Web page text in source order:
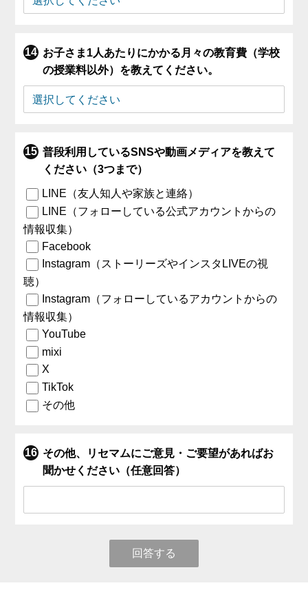
お子さま1人あたりにかかる月々の教育費（学校
の授業料以外）を教えてください。
普段利用しているSNSや動画メディアを教えて
ください（3つまで）
LINE（友人知人や家族と連絡）
LINE（フォローしている公式アカウントからの
情報収集）
Facebook
Instagram（ストーリーズやインスタLIVEの視
聴）
Instagram（フォローしているアカウントからの
情報収集）
YouTube
mixi
X
TikTok
その他
その他、リセマムにご意見・ご要望があればお
聞かせください（任意回答）
回答する